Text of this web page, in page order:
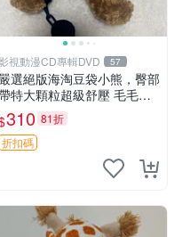
視動漫CD專輯DVD 57
嚴選絕版海淘豆袋小熊，臀部
特大顆粒超級舒壓 毛毛摸
起來格外順滑適合收藏 100%
質 豆袋枕 豆袋、抱枕、小
310 81折
折扣碼